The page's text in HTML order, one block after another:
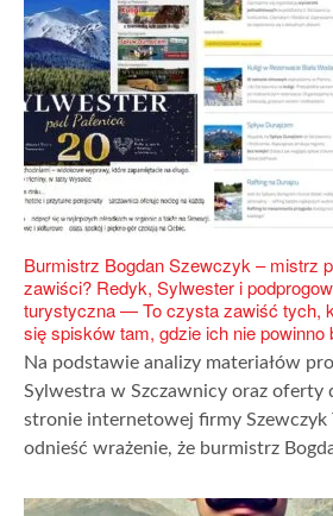
Burmistrz Bogdan Szewczyk – mistrz
zawiści? Redyk, Sylwester i
turystyczna — To czysta zawiść tych,
się spisków tam, gdzie ich nie powinno
Na podstawie analizy materiałów
Sylwestra w Szczawnicy oraz oferty
stronie internetowej firmy Szewczyk
odnieść wrażenie, że burmistrz